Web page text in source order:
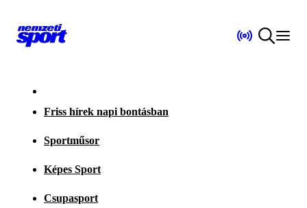
Friss hírek napi bontásban
Sportműsor
Képes Sport
Csupasport